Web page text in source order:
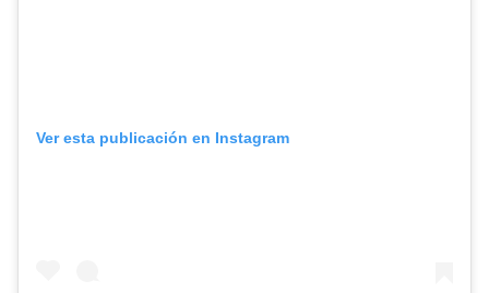
Ver esta publicación en Instagram